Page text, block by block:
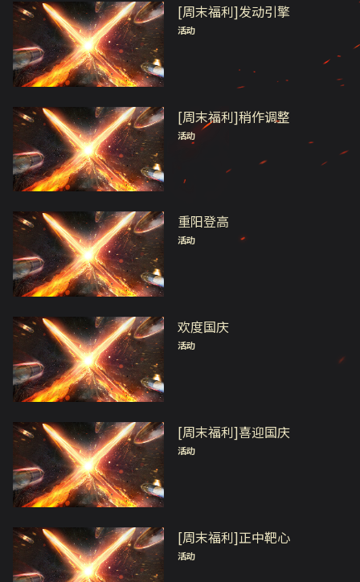
[周末福利]发动引擎
活动
[周末福利]稍作调整
活动
重阳登高
活动
欢度国庆
活动
[周末福利]喜迎国庆
活动
[周末福利]正中靶心
活动